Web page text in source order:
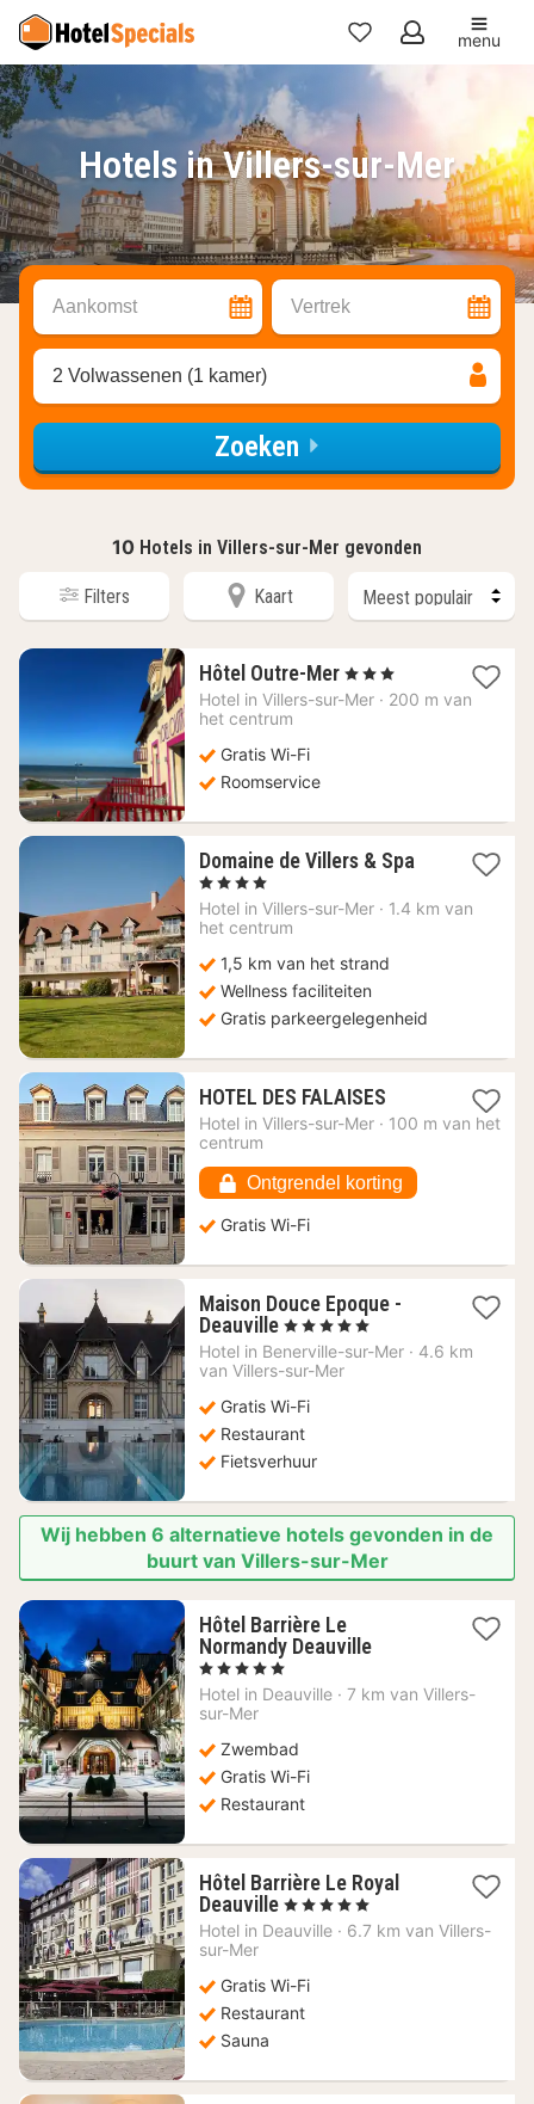
Mijn
favorieten
menu
Hotels in Villers-sur-Mer
Aankomst Vertrek
2 Volwassenen (1 kamer)
Zoeken
10 Hotels in Villers-sur-Mer gevonden
Filters Kaart
Hôtel Outre-Mer 1
nacht
, 3 Sterren
Hotel in Villers-sur-Mer · 200 m van
het centrum
Gratis Wi-Fi
Roomservice
Domaine de Villers & Spa1
vanaf
, 4 Sterren
Hotel in Villers-sur-Mer · 1.4 km van
het centrum
1,5 km van het strand
Wellness faciliteiten
Gratis parkeergelegenheid
HOTEL DES FALAISES1
nacht
€
Hotel in Villers-sur-Mer · 100 m van het
centrum
Ontgrendel korting
Gratis Wi-Fi
Maison Douce Epoque -
Deauville 1
nacht
vanaf
€
, 5 Sterren
Hotel in Benerville-sur-Mer · 4.6 km
van Villers-sur-Mer
Gratis Wi-Fi
Restaurant
Fietsverhuur
Wij hebben 6 alternatieve hotels gevonden in de
buurt van Villers-sur-Mer
Hôtel Barrière Le
Normandy Deauville1
vanaf
, 5 Sterren
Hotel in Deauville · 7 km van Villers-
sur-Mer
Zwembad
Gratis Wi-Fi
Restaurant
Hôtel Barrière Le Royal
Deauville 1
nacht
€
, 5 Sterren
Hotel in Deauville · 6.7 km van Villers-
sur-Mer
Gratis Wi-Fi
Restaurant
Sauna